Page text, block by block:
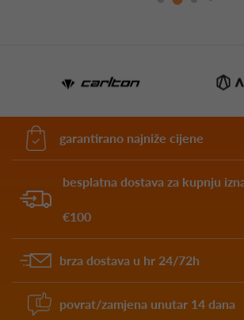
garantirano najniže cijene
besplatna dostava za kupnju
€100
brza dostava u hr 24/72h
povrat/zamjena unutar 14 dana